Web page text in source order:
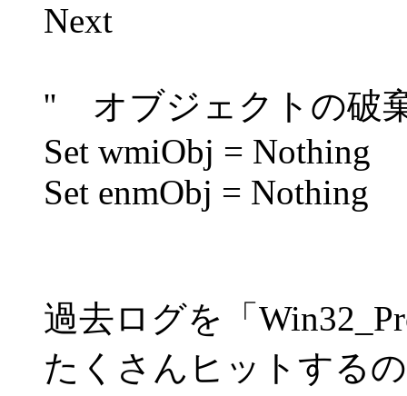
Next
'' オブジェクトの破
Set wmiObj = Nothing
Set enmObj = Nothing
過去ログを「
たくさんヒットする